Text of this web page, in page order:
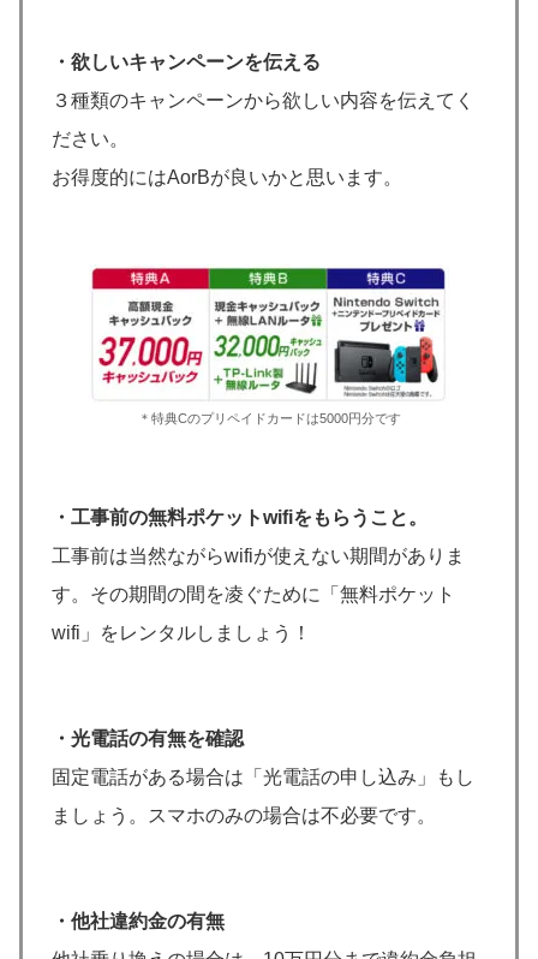
・欲しいキャンペーンを伝える
３種類のキャンペーンから欲しい内容を伝えてく
ださい。
お得度的にはAorBが良いかと思います。
＊特典Cのプリペイドカードは5000円分です
・工事前の無料ポケットwifiをもらうこと。
工事前は当然ながらwifiが使えない期間がありま
す。その期間の間を凌ぐために「無料ポケット
wifi」をレンタルしましょう！
・光電話の有無を確認
固定電話がある場合は「光電話の申し込み」もし
ましょう。スマホのみの場合は不必要です。
・他社違約金の有無